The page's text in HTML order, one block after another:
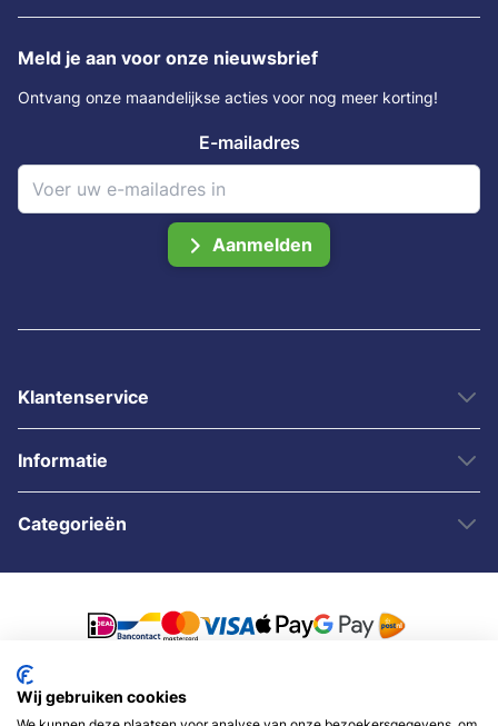
Meld je aan voor onze nieuwsbrief
Ontvang onze maandelijkse acties voor nog meer korting!
E-mailadres
Aanmelden
Klantenservice
Informatie
Categorieën
© 2007 - 2026 - Sybshop.nl
Wij gebruiken cookies